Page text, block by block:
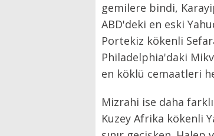
gemilere bindi,
ABD'deki en eski
Portekiz kökenli
Philadelphia'daki
en köklü cemaatleri
Mizrahi ise daha
Kuzey Afrika kökenli